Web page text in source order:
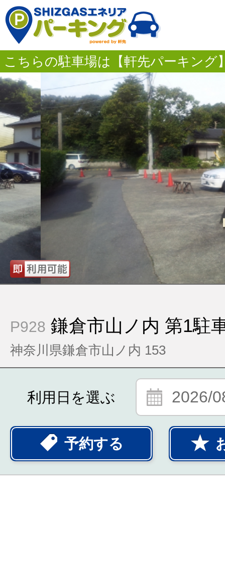
こちらの駐車場は【軒先パーキング
P928 鎌倉市山ノ内 第1駐
神奈川県鎌倉市山ノ内 153
利用日を選ぶ 2026/
予約する